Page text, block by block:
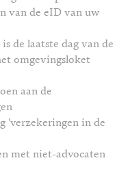
van de eID van uw
de laatste dag van de
omgevingsloket
aan de
'verzekeringen in de
met niet-advocaten